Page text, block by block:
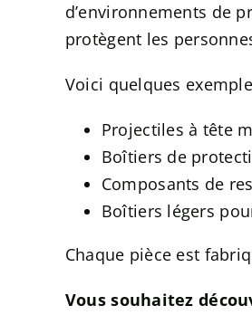
d’environnements de
protègent les
Voici quelques
Projectiles à tête
Boîtiers de
Composants de
Boîtiers légers
Chaque pièce est
Vous souhaitez